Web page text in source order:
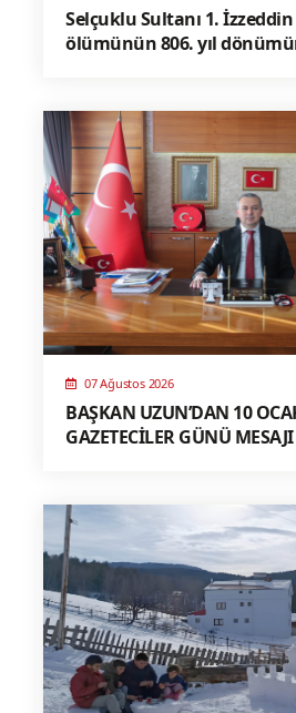
Selçuklu Sultanı 1.
ölümünün 806. yıl
07 Ağustos 2026
BAŞKAN UZUN’DAN 10
GAZETECİLER GÜNÜ MESAJI